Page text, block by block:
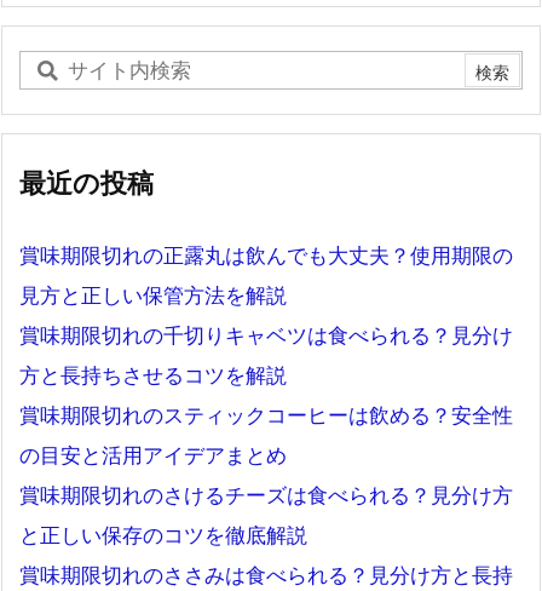
最近の投稿
賞味期限切れの正露丸は飲んでも大丈夫？使用期限の
見方と正しい保管方法を解説
賞味期限切れの千切りキャベツは食べられる？見分け
方と長持ちさせるコツを解説
賞味期限切れのスティックコーヒーは飲める？安全性
の目安と活用アイデアまとめ
賞味期限切れのさけるチーズは食べられる？見分け方
と正しい保存のコツを徹底解説
賞味期限切れのささみは食べられる？見分け方と長持